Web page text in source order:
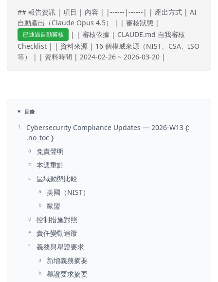
## 報告資訊 | 項目 | 內容 | |------|------| | 產出方式 | AI
自動產出（Claude Opus 4.5） | | 審核狀態 |
已通過自動審核
| | 審核依據 | CLAUDE.md 自我審核
Checklist | | 資料來源 | 16 個權威來源（NIST、CSA、ISO
等） | | 資料時間 | 2024-02-26 ~ 2026-03-20 |
目錄
Cybersecurity Compliance Updates — 2026-W13 {:
.no_toc }
免責聲明
本週重點
區域動態比較
美國（NIST）
歐盟
控制措施對照
責任變動追蹤
義務與舉證要求
新增義務摘要
舉證要求摘要